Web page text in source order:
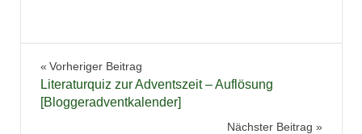
Bücher
Krimi
Beitragsnavigation
Vorheriger Beitrag
Literaturquiz zur Adventszeit – Auflösung
[Bloggeradventkalender]
Nächster Beitrag